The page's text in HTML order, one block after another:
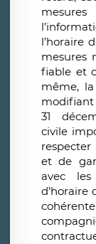
l’horaire
mesures
fiable et
même,
modifiant
31
civile
et de
avec les